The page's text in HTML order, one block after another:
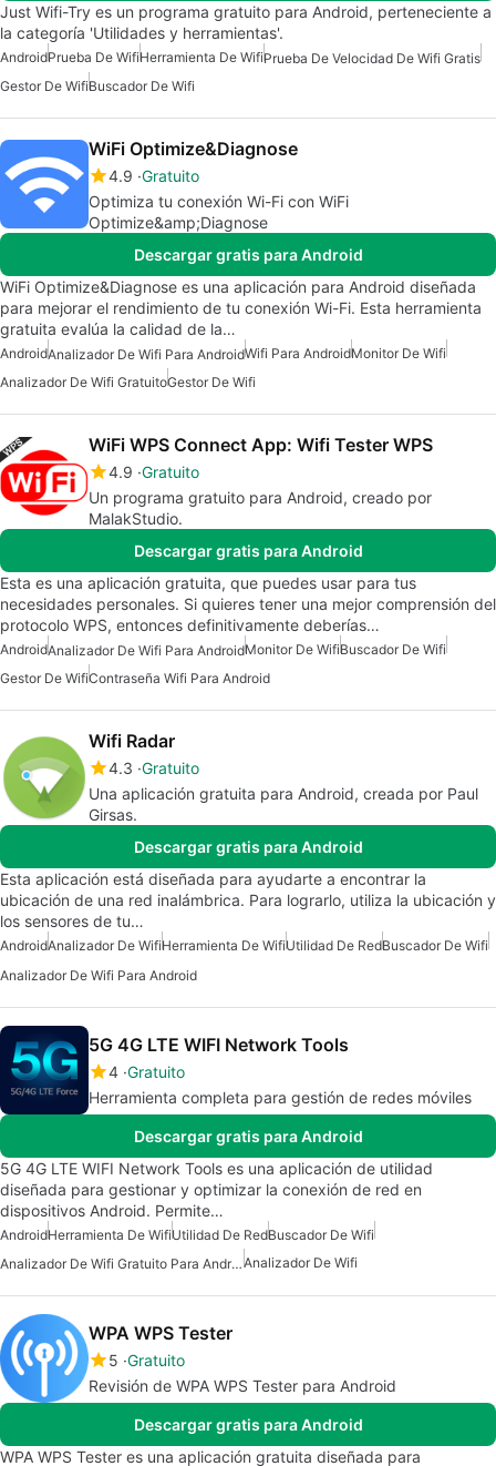
Just Wifi-Try es un programa gratuito para Android, perteneciente a
la categoría 'Utilidades y herramientas'.
AndroidPrueba De WifiHerramienta De WifiPrueba De Velocidad De Wifi Gratis
Gestor De WifiBuscador De Wifi
WiFi Optimize&Diagnose
4.9 Gratuito
Optimiza tu conexión Wi-Fi con WiFi
Optimize&amp;Diagnose
Descargar gratis para Android
WiFi Optimize&Diagnose es una aplicación para Android diseñada
para mejorar el rendimiento de tu conexión Wi-Fi. Esta herramienta
gratuita evalúa la calidad de la…
AndroidAnalizador De Wifi Para AndroidWifi Para AndroidMonitor De Wifi
Analizador De Wifi GratuitoGestor De Wifi
WiFi WPS Connect App: Wifi Tester WPS
4.9 Gratuito
Un programa gratuito para Android, creado por
MalakStudio.
Descargar gratis para Android
Esta es una aplicación gratuita, que puedes usar para tus
necesidades personales. Si quieres tener una mejor comprensión del
protocolo WPS, entonces definitivamente deberías…
AndroidAnalizador De Wifi Para AndroidMonitor De WifiBuscador De Wifi
Gestor De WifiContraseña Wifi Para Android
Wifi Radar
4.3 Gratuito
Una aplicación gratuita para Android, creada por Paul
Girsas.
Descargar gratis para Android
Esta aplicación está diseñada para ayudarte a encontrar la
ubicación de una red inalámbrica. Para lograrlo, utiliza la ubicación y
los sensores de tu…
AndroidAnalizador De WifiHerramienta De WifiUtilidad De RedBuscador De Wifi
Analizador De Wifi Para Android
5G 4G LTE WIFI Network Tools
4 Gratuito
Herramienta completa para gestión de redes móviles
Descargar gratis para Android
5G 4G LTE WIFI Network Tools es una aplicación de utilidad
diseñada para gestionar y optimizar la conexión de red en
dispositivos Android. Permite…
AndroidHerramienta De WifiUtilidad De RedBuscador De Wifi
Analizador De Wifi Gratuito Para Android Analizador De Wifi
WPA WPS Tester
5 Gratuito
Revisión de WPA WPS Tester para Android
Descargar gratis para Android
WPA WPS Tester es una aplicación gratuita diseñada para